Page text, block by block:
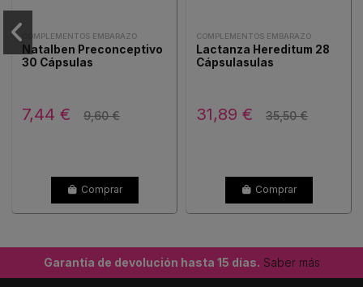
COMPLEMENTOS EMBARAZO
Natalben Preconceptivo
30 Cápsulas
7,44 € 9,60 €
Comprar
COMPLEMENTOS EMBARAZO
Lactanza Hereditum 28
Cápsulasulas
31,89 € 35,50 €
Comprar
Garantía de devolución hasta 15 días. Saber más